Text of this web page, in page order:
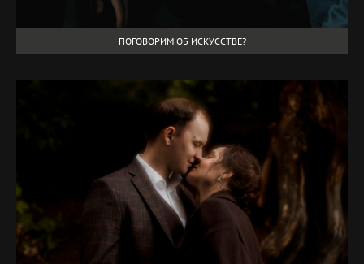
ПОГОВОРИМ ОБ ИСКУССТВЕ?